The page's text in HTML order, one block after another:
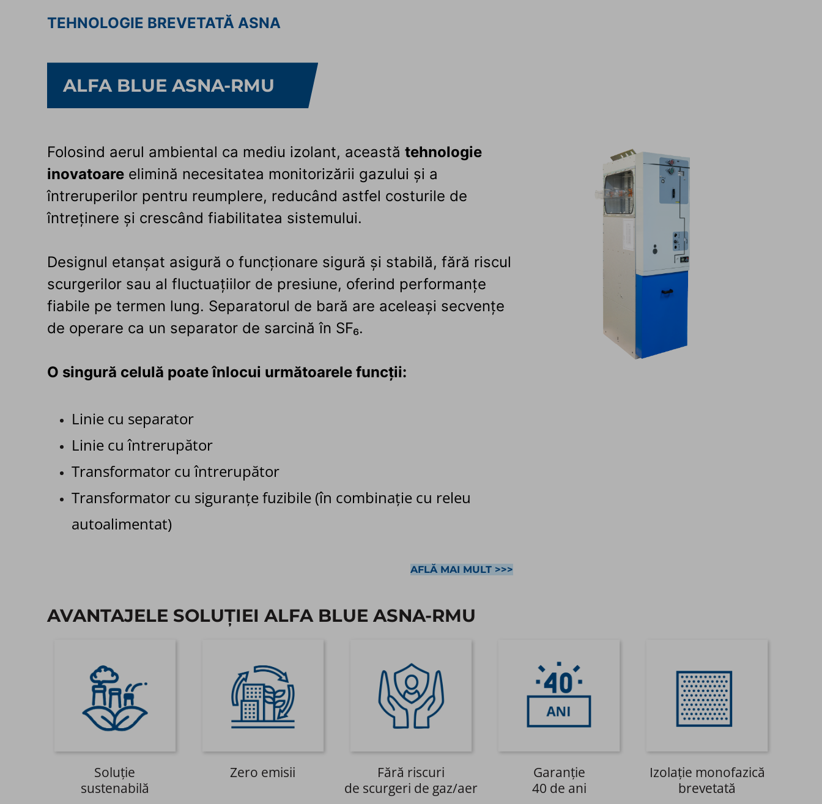
TEHNOLOGIE BREVETATĂ ASNA
ALFA BLUE ASNA-RMU
Folosind aerul ambiental ca mediu izolant, această tehnologie
inovatoareelimină necesitatea monitorizării gazului și a
întreruperilor pentru reumplere, reducând astfel costurile de
întreținere și crescând fiabilitatea sistemului.
Designul etanșat asigură o funcționare sigură și stabilă, fără riscul
scurgerilor sau al fluctuațiilor de presiune, oferind performanțe
fiabile pe termen lung. Separatorul de bară are aceleași secvențe
de operare ca un separator de sarcină în SF₆.
O singură celulă poate înlocui următoarele funcții:
Linie cu separator
Linie cu întrerupător
Transformator cu întrerupător
Transformator cu siguranțe fuzibile (în combinație cu releu
autoalimentat)
AFLĂ MAI MULT >>>
AVANTAJELE SOLUȚIEI ALFA BLUE ASNA-RMU​
Soluție
sustenabilă
Zero emisii
Fără riscuri
de scurgeri de gaz/aer
Garanție
40 de ani​
Izolație monofazică
brevetată